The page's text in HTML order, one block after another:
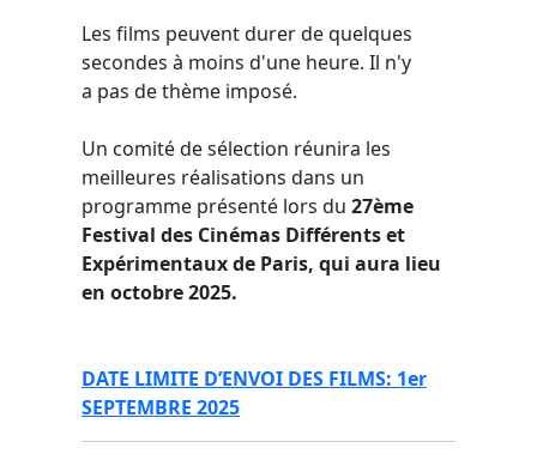
Les films peuvent durer de quelques
secondes à moins d'une heure. Il n'y
a pas de thème imposé.
Un comité de sélection réunira les
meilleures réalisations dans un
programme présenté lors du 27ème
Festival des Cinémas Différents et
Expérimentaux de Paris, qui aura lieu
en octobre 2025.
DATE LIMITE D’ENVOI DES FILMS: 1er
SEPTEMBRE 2025